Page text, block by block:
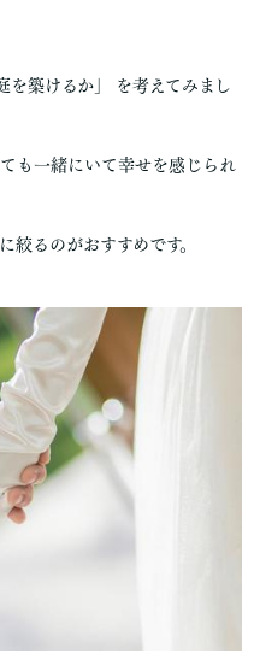
を築けるか」 を考えてみまし
も一緒にいて幸せを感じられ
絞るのがおすすめです。